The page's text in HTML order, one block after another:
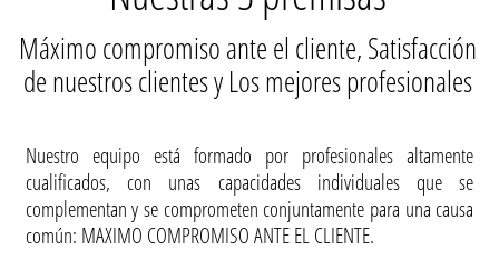
Máximo compromiso ante el cliente, Satisfacción
de nuestros clientes y Los mejores profesionales
Nuestro equipo está formado por profesionales altamente
cualificados, con unas capacidades individuales que se
complementan y se comprometen conjuntamente para una causa
común: MAXIMO COMPROMISO ANTE EL CLIENTE.